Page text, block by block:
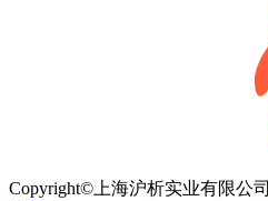
Copyright©上海沪析实业有限公司